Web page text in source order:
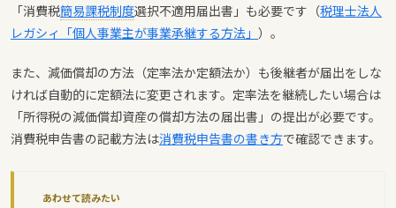
「消費税簡易課税制度選択不適用届出書」も必要です（税理士法人
レガシィ「個人事業主が事業承継する方法」 ）。
また、減価償却の方法（定率法か定額法か）も後継者が届出をしな
ければ自動的に定額法に変更されます。定率法を継続したい場合は
「所得税の減価償却資産の償却方法の届出書」の提出が必要です。
消費税申告書の記載方法は消費税申告書の書き方で確認できます。
あわせて読みたい